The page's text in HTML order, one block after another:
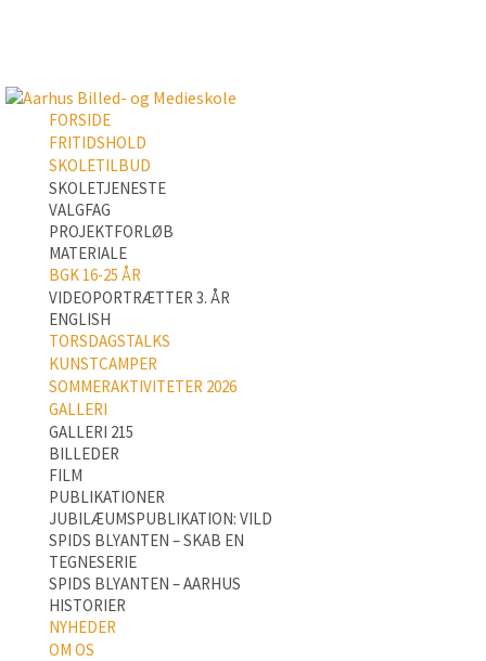
FORSIDE
FRITIDSHOLD
SKOLETILBUD
SKOLETJENESTE
VALGFAG
PROJEKTFORLØB
MATERIALE
BGK 16-25 ÅR
VIDEOPORTRÆTTER 3. ÅR
ENGLISH
TORSDAGSTALKS
KUNSTCAMPER
SOMMERAKTIVITETER 2026
GALLERI
GALLERI 215
BILLEDER
FILM
PUBLIKATIONER
JUBILÆUMSPUBLIKATION: VILD
SPIDS BLYANTEN – SKAB EN
TEGNESERIE
SPIDS BLYANTEN – AARHUS
HISTORIER
NYHEDER
OM OS